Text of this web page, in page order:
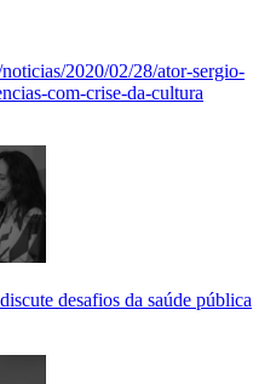
2020/02/28/ator-sergio-
com-crise-da-cultura
desafios da saúde pública